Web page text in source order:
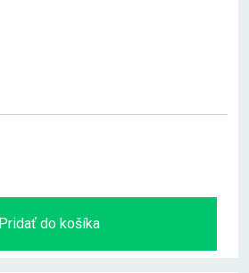
Pridať do košíka